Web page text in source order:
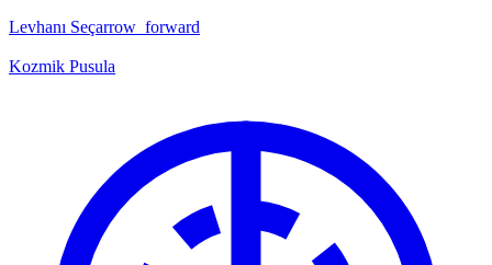
Levhanı Seçarrow_forward
Kozmik Pusula